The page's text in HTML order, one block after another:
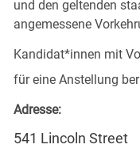
und den geltenden
angemessene
Kandidat*innen mit
für eine Anstellung
Adresse:
541 Lincoln Street